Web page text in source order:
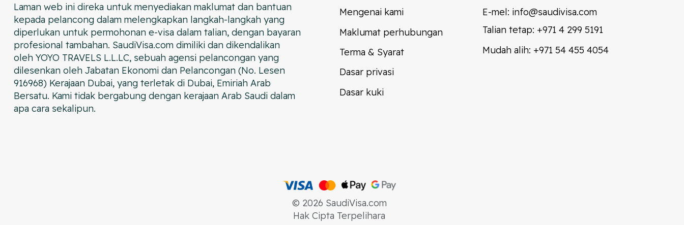
Laman web ini direka untuk menyediakan maklumat dan bantuan
kepada pelancong dalam melengkapkan langkah-langkah yang
diperlukan untuk permohonan e-visa dalam talian, dengan bayaran
profesional tambahan. SaudiVisa.com dimiliki dan dikendalikan
oleh YOYO TRAVELS L.L.LC, sebuah agensi pelancongan yang
dilesenkan oleh Jabatan Ekonomi dan Pelancongan (No. Lesen
916968) Kerajaan Dubai, yang terletak di Dubai, Emiriah Arab
Bersatu. Kami tidak bergabung dengan kerajaan Arab Saudi dalam
apa cara sekalipun.
Mengenai kami
Maklumat perhubungan
Terma & Syarat
Dasar privasi
Dasar kuki
E-mel: info@saudivisa.com
Talian tetap: +971 4 299 5191
Mudah alih: +971 54 455 4054
© 2026 SaudiVisa.com
Hak Cipta Terpelihara